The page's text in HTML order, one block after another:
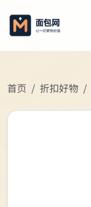
首页 折扣好物